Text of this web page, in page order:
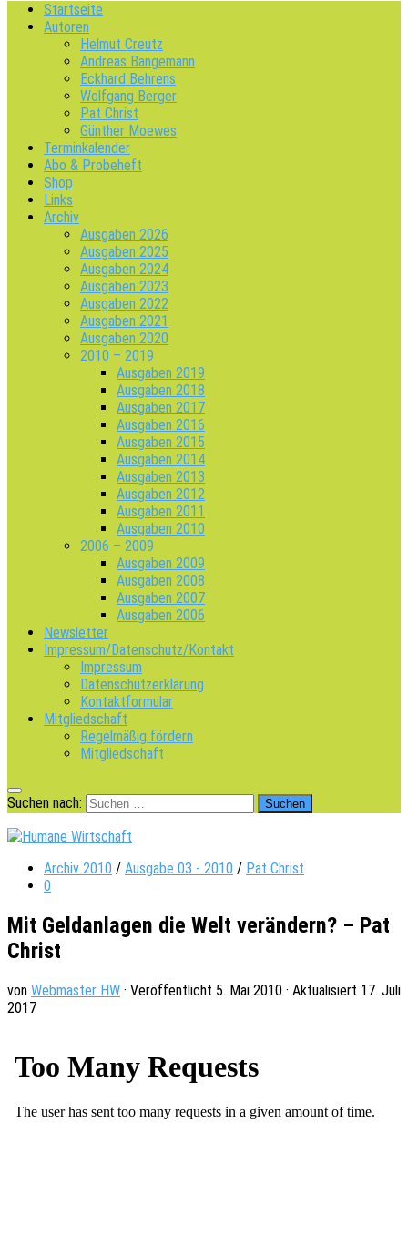
Startseite
Autoren
Helmut Creutz
Andreas Bangemann
Eckhard Behrens
Wolfgang Berger
Pat Christ
Günther Moewes
Terminkalender
Abo & Probeheft
Shop
Links
Archiv
Ausgaben 2026
Ausgaben 2025
Ausgaben 2024
Ausgaben 2023
Ausgaben 2022
Ausgaben 2021
Ausgaben 2020
2010 – 2019
Ausgaben 2019
Ausgaben 2018
Ausgaben 2017
Ausgaben 2016
Ausgaben 2015
Ausgaben 2014
Ausgaben 2013
Ausgaben 2012
Ausgaben 2011
Ausgaben 2010
2006 – 2009
Ausgaben 2009
Ausgaben 2008
Ausgaben 2007
Ausgaben 2006
Newsletter
Impressum/Datenschutz/Kontakt
Impressum
Datenschutzerklärung
Kontaktformular
Mitgliedschaft
Regelmäßig fördern
Mitgliedschaft
Suchen nach:
Archiv 2010 / Ausgabe 03 - 2010 / Pat Christ
0
Mit Geldanlagen die Welt verändern? – Pat
Christ
von Webmaster HW · Veröffentlicht 5. Mai 2010 · Aktualisiert 17. Juli
2017